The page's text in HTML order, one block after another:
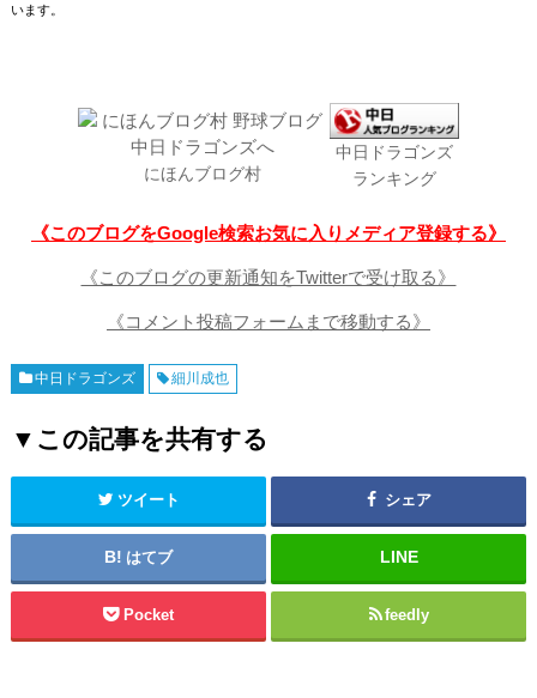
います。
にほんブログ村
中日ドラゴンズ
ランキング
《このブログをGoogle検索お気に入りメディア登録する》
《このブログの更新通知をTwitterで受け取る》
《コメント投稿フォームまで移動する》
中日ドラゴンズ 細川成也
▼この記事を共有する
ツイート シェア
はてブ
Pocket feedly